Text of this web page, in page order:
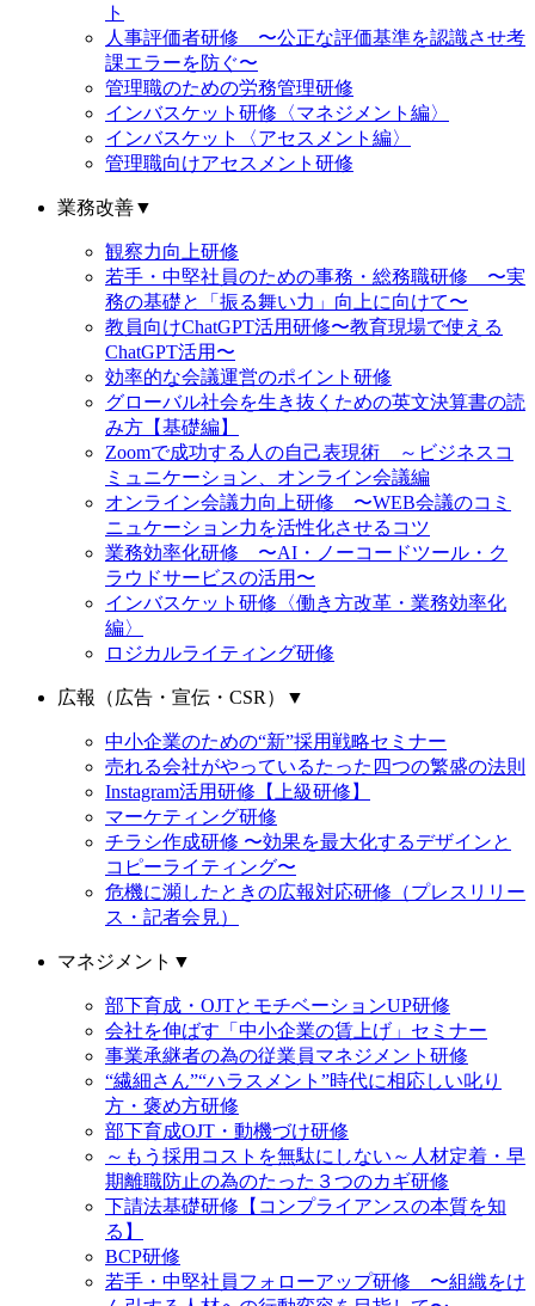
ト
人事評価者研修 〜公正な評価基準を認識させ考
課エラーを防ぐ〜
管理職のための労務管理研修
インバスケット研修〈マネジメント編〉
インバスケット〈アセスメント編〉
管理職向けアセスメント研修
業務改善▼
観察力向上研修
若手・中堅社員のための事務・総務職研修 〜実
務の基礎と「振る舞い力」向上に向けて〜
教員向けChatGPT活用研修〜教育現場で使える
ChatGPT活用〜
効率的な会議運営のポイント研修
グローバル社会を生き抜くための英文決算書の読
み方【基礎編】
Zoomで成功する人の自己表現術 ～ビジネスコ
ミュニケーション、オンライン会議編
オンライン会議力向上研修 〜WEB会議のコミ
ニュケーション力を活性化させるコツ
業務効率化研修 〜AI・ノーコードツール・ク
ラウドサービスの活用〜
インバスケット研修〈働き方改革・業務効率化
編〉
ロジカルライティング研修
広報（広告・宣伝・CSR） ▼
中小企業のための“新”採用戦略セミナー
売れる会社がやっているたった四つの繁盛の法則
Instagram活用研修【上級研修】
マーケティング研修
チラシ作成研修 〜効果を最大化するデザインと
コピーライティング〜
危機に瀕したときの広報対応研修（プレスリリー
ス・記者会見）
マネジメント ▼
部下育成・OJTとモチベーションUP研修
会社を伸ばす「中小企業の賃上げ」セミナー
事業承継者の為の従業員マネジメント研修
“繊細さん”“ハラスメント”時代に相応しい叱り
方・褒め方研修
部下育成OJT・動機づけ研修
～もう採用コストを無駄にしない～人材定着・早
期離職防止の為のたった３つのカギ研修
下請法基礎研修【コンプライアンスの本質を知
る】
BCP研修
若手・中堅社員フォローアップ研修 〜組織をけ